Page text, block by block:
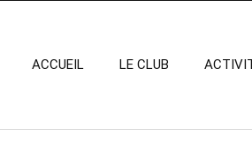
ACCUEIL LE CLUB